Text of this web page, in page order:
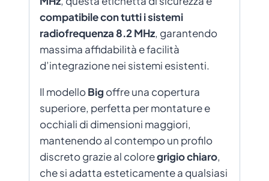
compatibile con tutti i sistemi
radiofrequenza 8.2 MHz, garantendo
massima affidabilità e facilità
d’integrazione nei sistemi esistenti.
Il modelloBig offre una copertura
superiore, perfetta per montature e
occhiali di dimensioni maggiori,
mantenendo al contempo un profilo
discreto grazie al coloregrigio chiaro,
che si adatta esteticamente a qualsiasi